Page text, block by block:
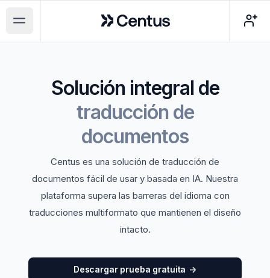
Open main menu
Centus
Solución integral de
traducción de
documentos
Centus es una solución de traducción de
documentos fácil de usar y basada en IA. Nuestra
plataforma supera las barreras del idioma con
traducciones multiformato que mantienen el diseño
intacto.
Descargar prueba gratuita ->